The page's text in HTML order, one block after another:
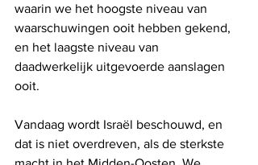
waarin we het hoogste niveau van
waarschuwingen ooit hebben gekend,
en het laagste niveau van
daadwerkelijk uitgevoerde aanslagen
ooit.
Vandaag wordt Israël beschouwd, en
dat is niet overdreven, als de sterkste